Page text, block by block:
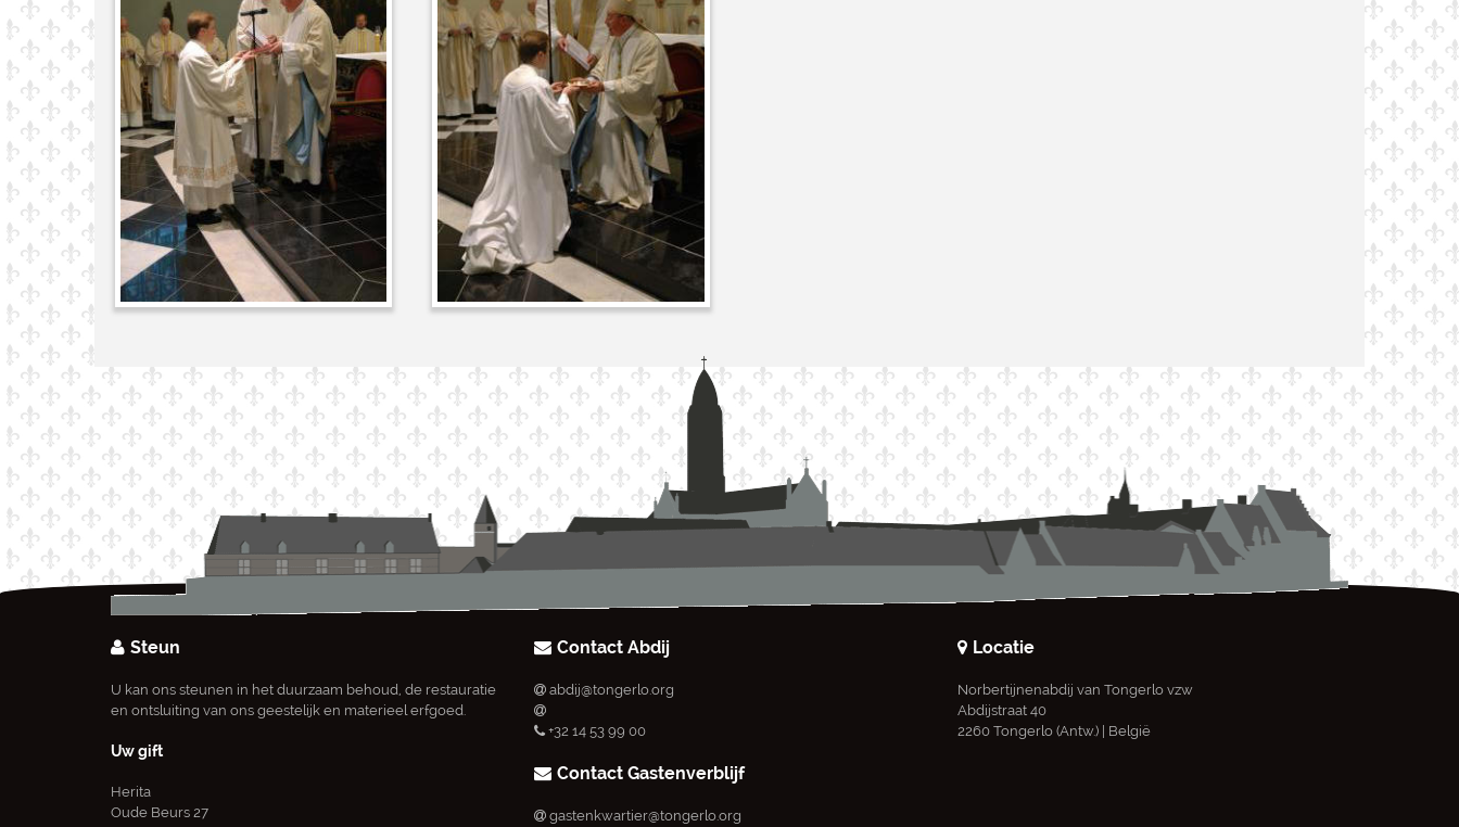
Steun
U kan ons steunen in het duurzaam behoud, de restauratie
en ontsluiting van ons geestelijk en materieel erfgoed.
Uw gift
Herita
Oude Beurs 27
Contact Abdij
abdij@tongerlo.org
+32 14 53 99 00
Contact Gastenverblijf
gastenkwartier@tongerlo.org
Locatie
Norbertijnenabdij van Tongerlo vzw
Abdijstraat 40
2260 Tongerlo (Antw.) | België